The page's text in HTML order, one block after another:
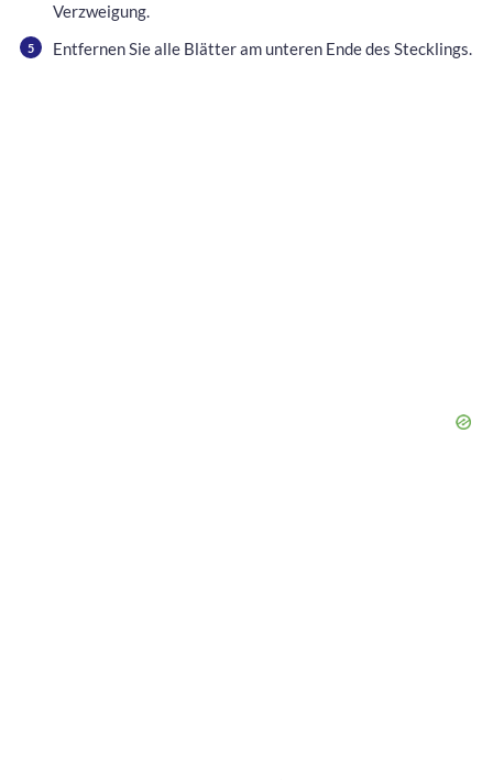
Verzweigung.
Entfernen Sie alle Blätter am unteren Ende des Stecklings.